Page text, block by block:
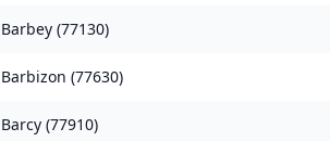
Barbey (77130)
Barbizon (77630)
Barcy (77910)